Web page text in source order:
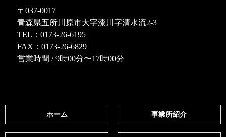
〒037-0017
青森県五所川原市大字漆川字清水流2-3
TEL：0173-26-6195
FAX：0173-26-6829
営業時間 / 9時00分〜17時00分
ホーム 事業所紹介